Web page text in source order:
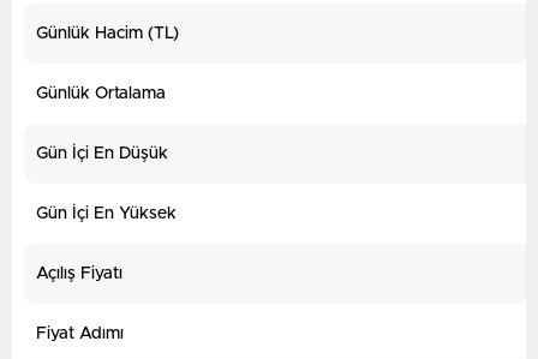
Günlük Hacim (TL)
Günlük Ortalama
Gün İçi En Düşük
Gün İçi En Yüksek
Açılış Fiyatı
Fiyat Adımı